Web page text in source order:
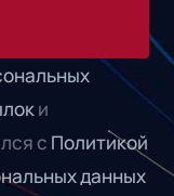
и
с Политикой
данных